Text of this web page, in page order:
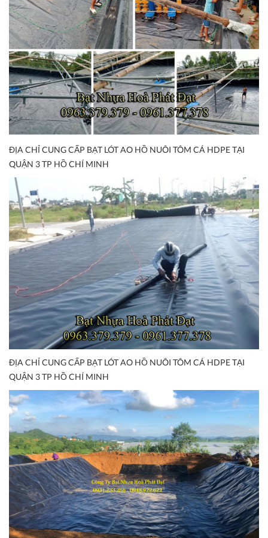
ĐỊA CHỈ CUNG CẤP BẠT LÓT AO HỒ NUÔI TÔM CÁ HDPE TẠI
QUẬN 3 TP HỒ CHÍ MINH
ĐỊA CHỈ CUNG CẤP BẠT LÓT AO HỒ NUÔI TÔM CÁ HDPE TẠI
QUẬN 3 TP HỒ CHÍ MINH